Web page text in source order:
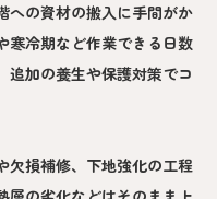
への資材の搬入に手間がか
寒冷期など作業できる日数
追加の養生や保護対策でコ
欠損補修、下地強化の工程